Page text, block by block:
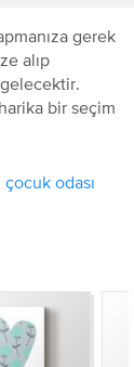
gerek
alıp
bir seçim
çocuk odası